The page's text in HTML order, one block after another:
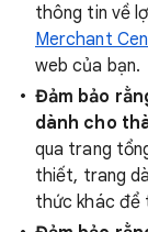
thông tin về
Merchant
web của bạn.
Đảm bảo
dành cho
qua trang
thiết, trang
thức khác để